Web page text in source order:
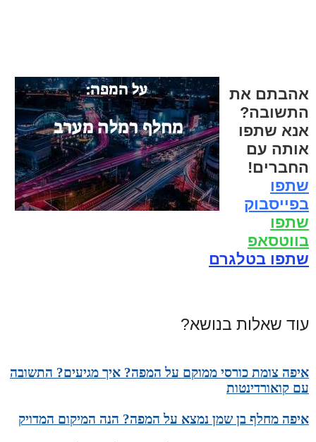
אהבתם את
התשובה?
אנא שתפו
אותה עם
החברים!
שתפו
בפייסבוק
שתפו
בווטסאפ
שתפו בטלגרם
עוד שאלות בנושא?
איפה צומת כורסי ממוקם על המפה? איך מגיעים? התשובה
עם קואורדינטות
איפה מחלף בן שמן נמצא על המפה? הנה המיקום המדויק